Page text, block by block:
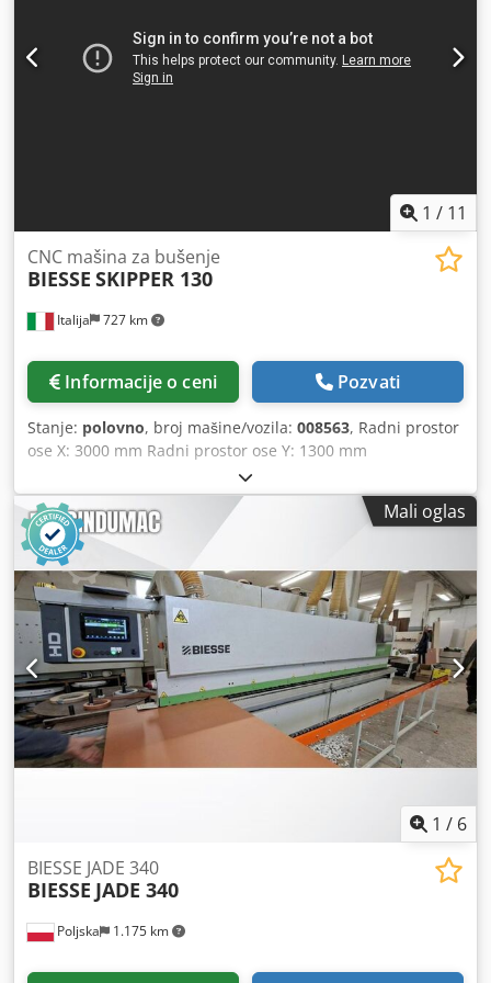
1 / 11
Italija 727 km
CNC mašina za bušenje
BIESSE SKIPPER 130
Informacije o ceni Pozvati
Stanje: polovno, broj mašine/vozila: 008563, Radni prostor
ose X: 3000 mm Radni prostor ose Y: 1300 mm
Dksdpjzruxvjfx Amysr Broj vretena za bušenje: 82
Mali oglas
1 / 6
Poljska 1.175 km
BIESSE JADE 340
BIESSE JADE 340